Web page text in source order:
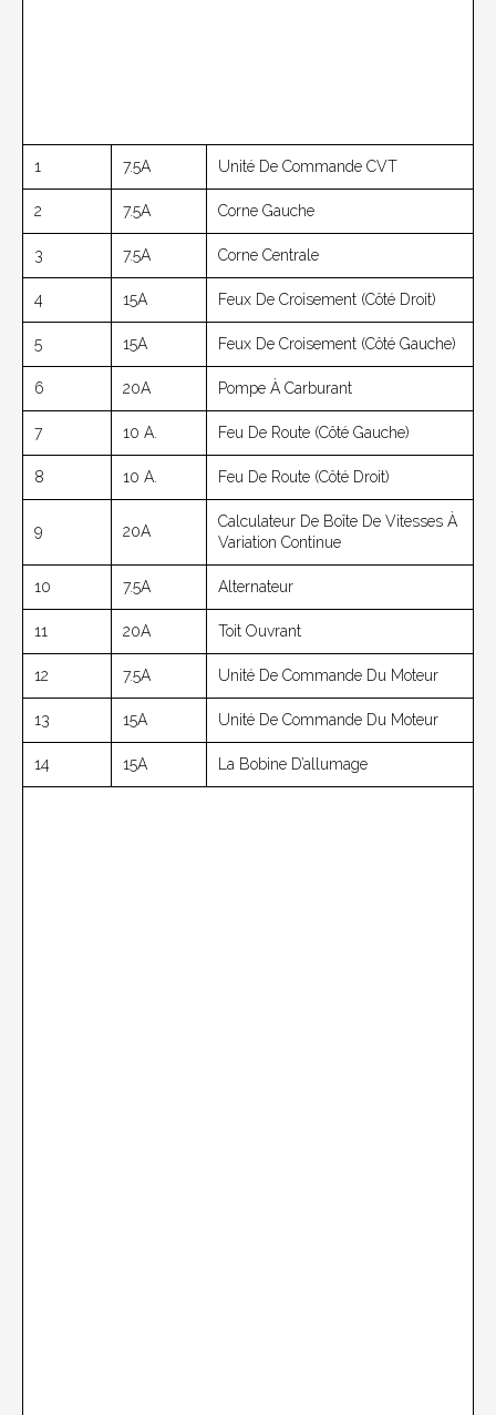
1 7.5A Unité De Commande CVT
2 7.5A Corne Gauche
3 7.5A Corne Centrale
4 15A Feux De Croisement (côté Droit)
5 15A Feux De Croisement (côté Gauche)
6 20A Pompe À Carburant
7 10 A. Feu De Route (côté Gauche)
8 10 A. Feu De Route (côté Droit)
9 20A
Calculateur De Boîte De Vitesses À
Variation Continue
10 7.5A Alternateur
11 20A Toit Ouvrant
12 7.5A Unité De Commande Du Moteur
13 15A Unité De Commande Du Moteur
14 15A La Bobine D’allumage